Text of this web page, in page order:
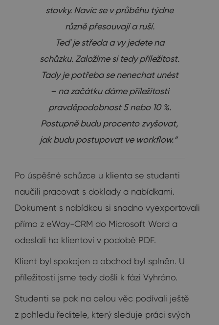
stovky. Navíc se v průběhu týdne
různě přesouvají a ruší.
Teď je středa a vy jedete na
schůzku. Založíme si tedy příležitost.
Tady je potřeba se nenechat unést
– na začátku dáme příležitosti
pravděpodobnost 5 nebo 10 %.
Postupně budu procento zvyšovat,
jak budu postupovat ve workflow.“
Po úspěšné schůzce u klienta se studenti
naučili pracovat s doklady a nabídkami.
Dokument s nabídkou si snadno vyexportovali
přímo z eWay-CRM do Microsoft Word a
odeslali ho klientovi v podobě PDF.
Klient byl spokojen a obchod byl splněn. U
příležitosti jsme tedy došli k fázi Vyhráno.
Studenti se pak na celou věc podívali ještě
z pohledu ředitele, který sleduje práci svých